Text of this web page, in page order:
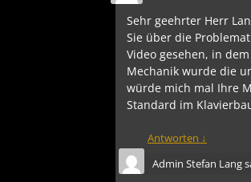
Sehr geehrter Herr
Sie über die
Video gesehen, in
Mechanik wurde die
würde mich mal Ihre
Standard im
Antworten ↓
Admin Stefan Lang